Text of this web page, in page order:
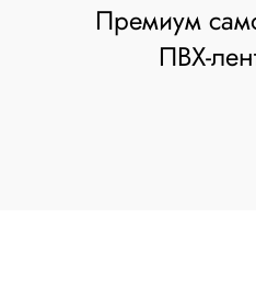
Премиум
ПВХ-